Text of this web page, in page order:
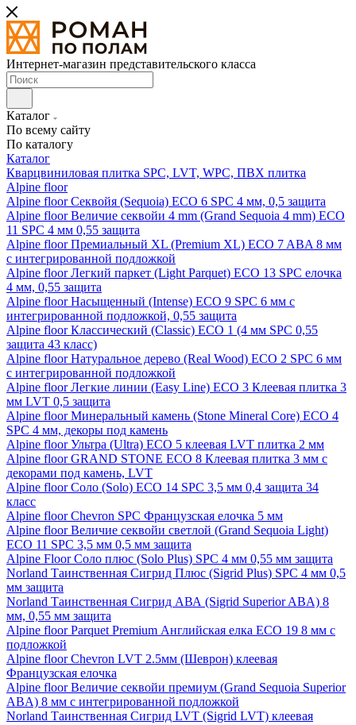
Интернет-магазин представительского класса
Каталог
По всему сайту
По каталогу
Каталог
Кварцвиниловая плитка SPC, LVT, WPC, ПВХ плитка
Alpine floor
Alpine floor Секвойя (Sequoia) ECO 6 SPC 4 мм, 0,5 защита
Alpine floor Величие секвойи 4 mm (Grand Sequoia 4 mm) ECO
11 SPC 4 мм 0,55 защита
Alpine floor Премиальный XL (Premium XL) ECO 7 ABA 8 мм
с интегрированной подложкой
Alpine floor Легкий паркет (Light Parquet) ECO 13 SPC елочка
4 мм, 0,55 защита
Alpine floor Насыщенный (Intense) ECO 9 SPC 6 мм с
интегрированной подложкой, 0,55 защита
Alpine floor Классический (Classic) ECO 1 (4 мм SPC 0,55
защита 43 класс)
Alpine floor Натуральное дерево (Real Wood) ECO 2 SPC 6 мм
с интегрированной подложкой
Alpine floor Легкие линии (Easy Line) ECO 3 Клеевая плитка 3
мм LVT 0,5 защита
Alpine floor Минеральный камень (Stone Mineral Core) ECO 4
SPC 4 мм, декоры под камень
Alpine floor Ультра (Ultra) ECO 5 клеевая LVT плитка 2 мм
Alpine floor GRAND STONE ECO 8 Клеевая плитка 3 мм с
декорами под камень, LVT
Alpine floor Соло (Solo) ECO 14 SPC 3,5 мм 0,4 защита 34
класс
Alpine floor Chevron SPC Французская елочка 5 мм
Alpine floor Величие секвойи светлой (Grand Sequoia Light)
ECO 11 SPC 3,5 мм 0,5 мм защита
Alpine Floor Соло плюс (Solo Plus) SPC 4 мм 0,55 мм защита
Norland Таинственная Сигрид Плюс (Sigrid Plus) SPC 4 мм 0,5
мм защита
Norland Таинственная Сигрид АВА (Sigrid Superior ABA) 8
мм, 0,55 мм защита
Alpine floor Parquet Premium Английская елка ECO 19 8 мм с
подложкой
Alpine floor Chevron LVT 2.5мм (Шеврон) клеевая
Французская елочка
Alpine floor Величие секвойи премиум (Grand Sequoia Superior
ABA) 8 мм с интегрированной подложкой
Norland Таинственная Сигрид LVT (Sigrid LVT) клеевая